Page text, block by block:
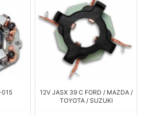
015
12V JASX 39 C FORD / MAZDA /
TOYOTA / SUZUKI